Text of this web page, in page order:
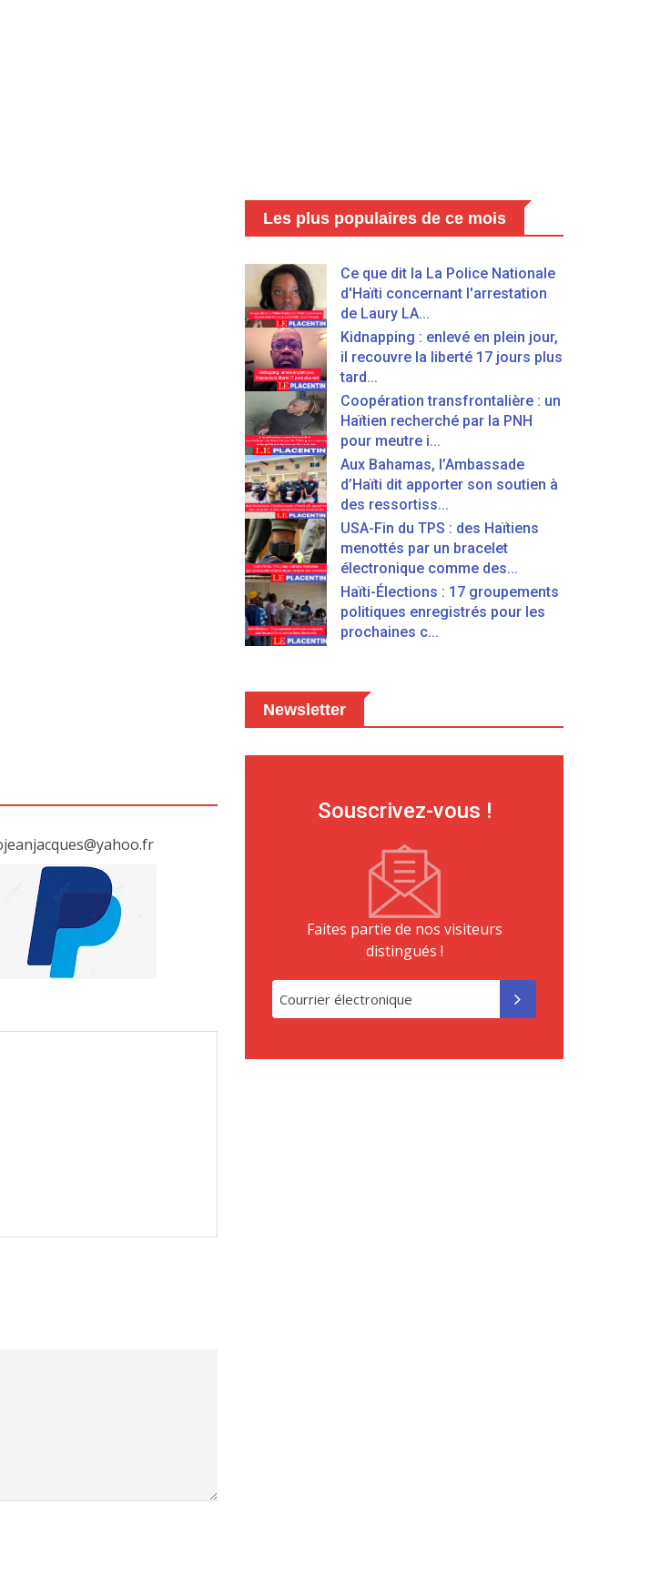
Les plus populaires de ce mois
Ce que dit la La Police Nationale
d'Haïti concernant l'arrestation
de Laury LA...
Kidnapping : enlevé en plein jour,
il recouvre la liberté 17 jours plus
tard...
Coopération transfrontalière : un
Haïtien recherché par la PNH
pour meutre i...
Aux Bahamas, l’Ambassade
d’Haïti dit apporter son soutien à
des ressortiss...
USA-Fin du TPS : des Haïtiens
menottés par un bracelet
électronique comme des...
Haïti-Élections : 17 groupements
politiques enregistrés pour les
prochaines c...
Newsletter
Souscrivez-vous !
Faites partie de nos visiteurs
distingués !